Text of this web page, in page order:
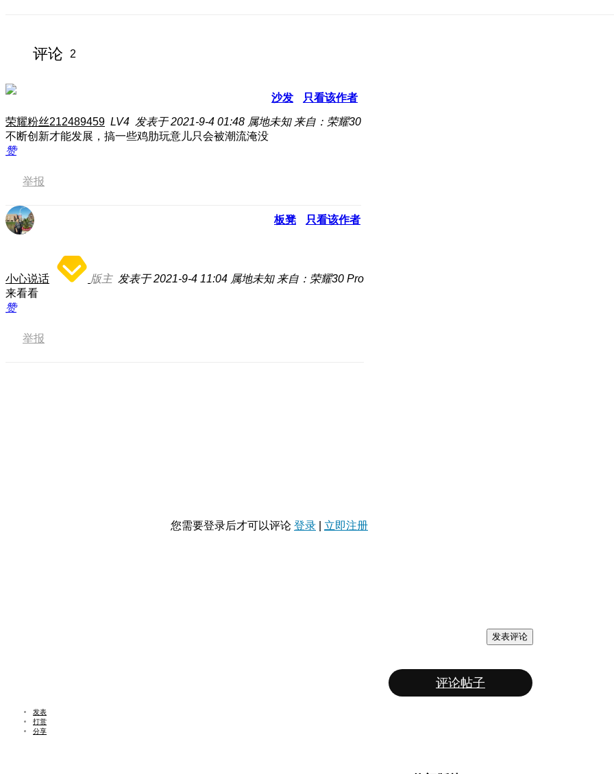
评论 2
沙发 只看该作者
荣耀粉丝212489459 LV4 发表于 2021-9-4 01:48 属地未知 来自：荣耀30
不断创新才能发展，搞一些鸡肋玩意儿只会被潮流淹没
赞
举报
板凳 只看该作者
小心说话 版主 发表于 2021-9-4 11:04 属地未知 来自：荣耀30 Pro
来看看
赞
举报
您需要登录后才可以评论 登录 立即注册
发表评论
评论帖子
发表
打赏
分享